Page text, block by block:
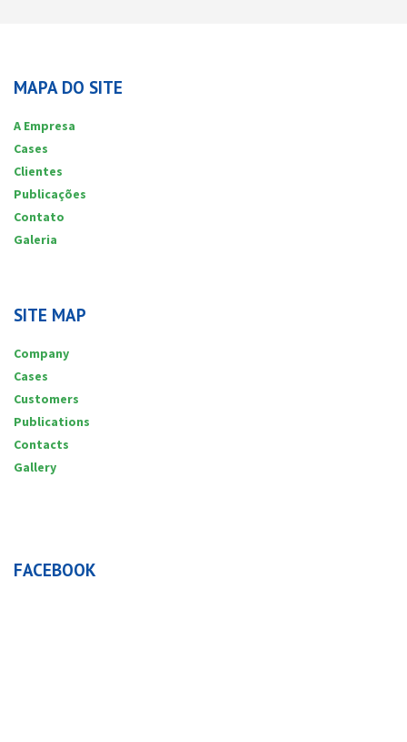
MAPA DO SITE
A Empresa
Cases
Clientes
Publicações
Contato
Galeria
SITE MAP
Company
Cases
Customers
Publications
Contacts
Gallery
FACEBOOK